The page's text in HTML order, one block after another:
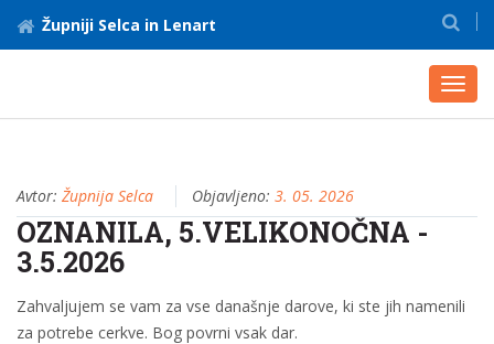
Župniji Selca in Lenart
Avtor: Župnija Selca Objavljeno: 3. 05. 2026
OZNANILA, 5.VELIKONOČNA -
3.5.2026
Zahvaljujem se vam za vse današnje darove, ki ste jih namenili
za potrebe cerkve. Bog povrni vsak dar.